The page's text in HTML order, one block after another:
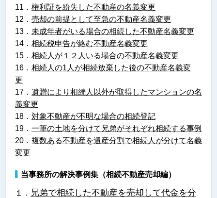
11． 権利証を紛失した不動産の名義変更
12． 売却の前提として至急の不動産名義変更
13． 未成年者がいる場合の相続した不動産名義変更
14． 相続税申告が絡む不動産名義変更
15． 相続人が１２人いる場合の不動産名義変更
16． 相続人の1人が相続放棄した後の不動産名義変
更
17． 遺贈により相続人以外が取得したマンションの名
義変更
18． 対象不動産が不明な場合の相続登記
19． 一筆の土地を分けて兄弟がそれぞれ相続する事例
20． 複数ある不動産を遺産分割で相続人が分けて名義
変更
当事務所の解決事例集（相続不動産売却編）
１． 兄弟で相続した不動産を売却して代金を分